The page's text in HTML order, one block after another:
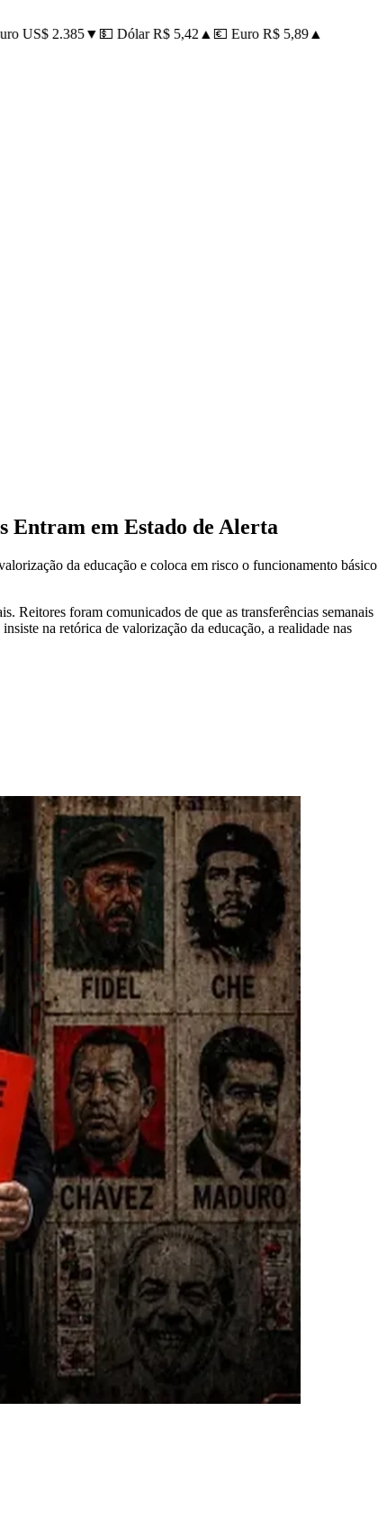
US$ 2.385▼💵 Dólar R$ 5,42▲ 💶 Euro R$ 5,89▲
Entram em Estado de Alerta
da educação e coloca em risco o funcionamento básico
Reitores foram comunicados de que as transferências semanais
na retórica de valorização da educação, a realidade nas